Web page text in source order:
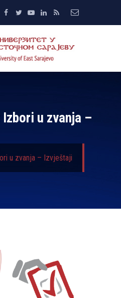
Izbori u zvanja –
u zvanja – Izvještaji